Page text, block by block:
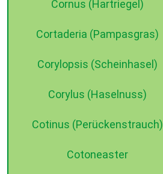
Cornus (Hartriegel)
Cortaderia (Pampasgras)
Corylopsis (Scheinhasel)
Corylus (Haselnuss)
Cotinus (Perückenstrauch)
Cotoneaster